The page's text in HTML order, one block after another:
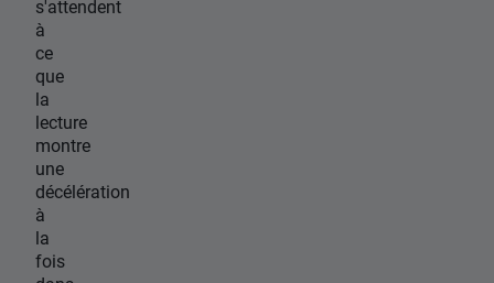
s'attendent
à
ce
que
la
lecture
montre
une
décélération
à
la
fois